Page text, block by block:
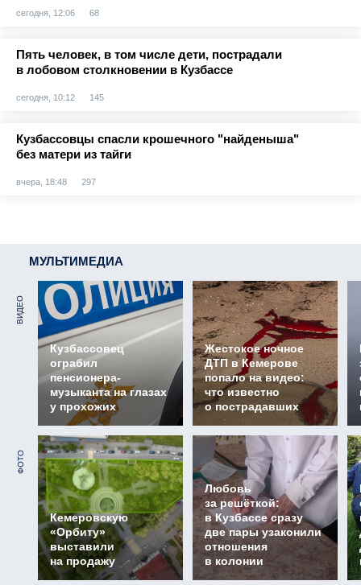
сегодня, 12:06 68
Пять человек, в том числе дети, пострадали
в лобовом столкновении в Кузбассе
сегодня, 10:12 145
Кузбассовцы спасли крошечного "найденыша"
без матери из тайги
вчера, 18:48 297
МУЛЬТИМЕДИА
ВИДЕО
Кузбассовец
ограбил
пенсионера-
музыканта на глазах
у прохожих
Жестокое ночное
ДТП в Кемерове
попало на видео:
что известно
о пострадавших
ФОТО
Кемеровскую
«Орбиту»
выставили
на продажу
Любовь
за решёткой:
в Кузбассе сразу
две пары узаконили
отношения
в колонии